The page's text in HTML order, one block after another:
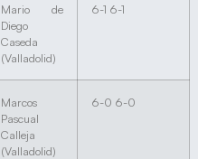
Mario de
Diego
Caseda
(Valladolid)
6-1 6-1
Marcos
Pascual
Calleja
(Valladolid)
6-0 6-0